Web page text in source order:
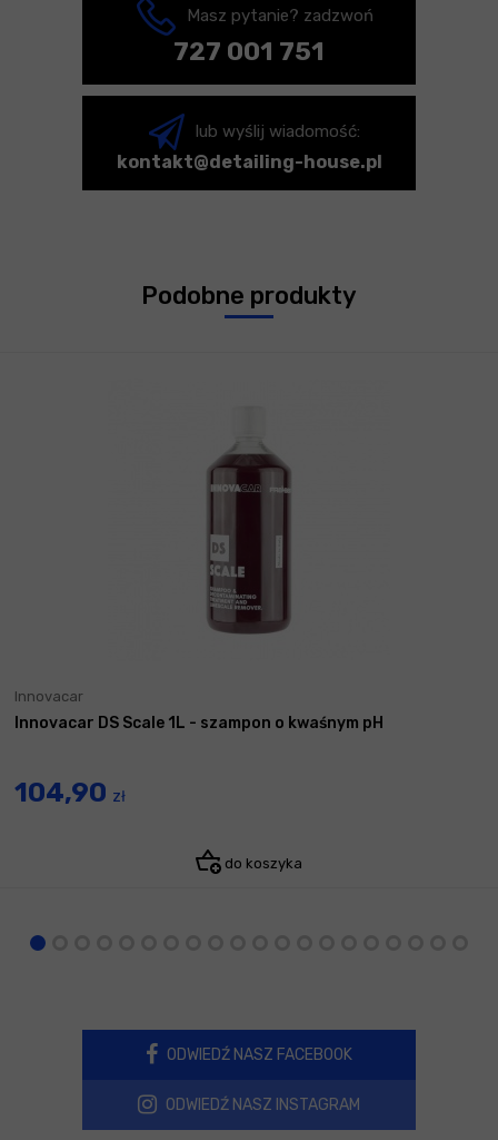
Masz pytanie? zadzwoń
727 001 751
lub wyślij wiadomość:
kontakt@detailing-house.pl
Podobne produkty
Innovacar
Innovacar DS Scale 1L - szampon o kwaśnym pH
104,90 zł
do koszyka
ODWIEDŹ NASZ FACEBOOK
ODWIEDŹ NASZ INSTAGRAM